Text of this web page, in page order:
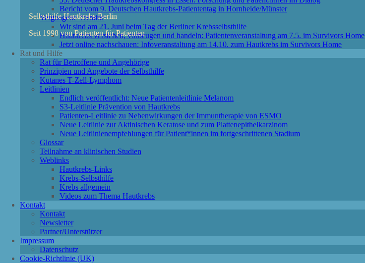
Bericht vom 9. Deutschen Hautkrebs-Patiententag in Hornheide/Münster
Vergangene Termine
Wir sind am 21. Juni beim Tag der Berliner Krebsselbsthilfe
Hautkrebs verstehen, vorbeugen und handeln: Patientenveranstaltung am 7.5. im Survivors Home
Jetzt online nachschauen: Infoveranstaltung am 14.10. zum Hautkrebs im Survivors Home
Rat und Hilfe
Rat für Betroffene und Angehörige
Prinzipien und Angebote der Selbsthilfe
Kutanes T-Zell-Lymphom
Leitlinien
Endlich veröffentlicht: Neue Patientenleitlinie Melanom
S3-Leitlinie Prävention von Hautkrebs
Patienten-Leitlinie zu Nebenwirkungen der Immuntherapie von ESMO
Neue Leitlinie zur Aktinischen Keratose und zum Plattenepithelkarzinom
Neue Leitlinienempfehlungen für Patient*innen im fortgeschrittenen Stadium
Glossar
Teilnahme an klinischen Studien
Weblinks
Hautkrebs-Links
Krebs-Selbsthilfe
Krebs allgemein
Videos zum Thema Hautkrebs
Kontakt
Kontakt
Newsletter
Partner/Unterstützer
Impressum
Datenschutz
Cookie-Richtlinie (UK)
Selbsthilfe Hautkrebs Berlin
Seit 1998 von Patienten für Patienten